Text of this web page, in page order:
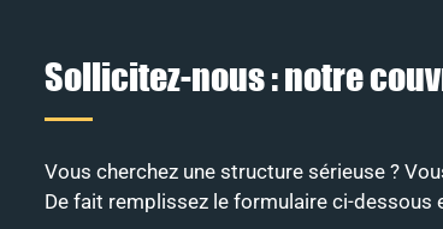
Sollicitez-nous : notre
Vous cherchez une structure sérieuse ?
De fait remplissez le formulaire ci-